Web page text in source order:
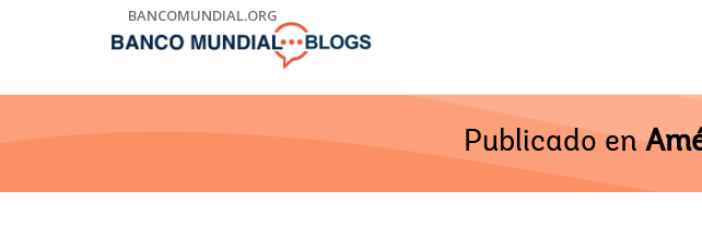
BANCOMUNDIAL.ORG
Publicado en